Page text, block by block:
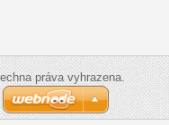
práva vyhrazena.